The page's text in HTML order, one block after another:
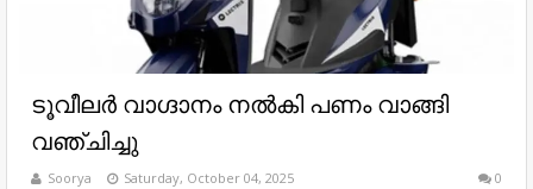
ടൂവീലർ വാഗ്ദാനം നൽകി പണം വാങ്ങി
വഞ്ചിച്ചു
Soorya Saturday, October 04, 2025 0